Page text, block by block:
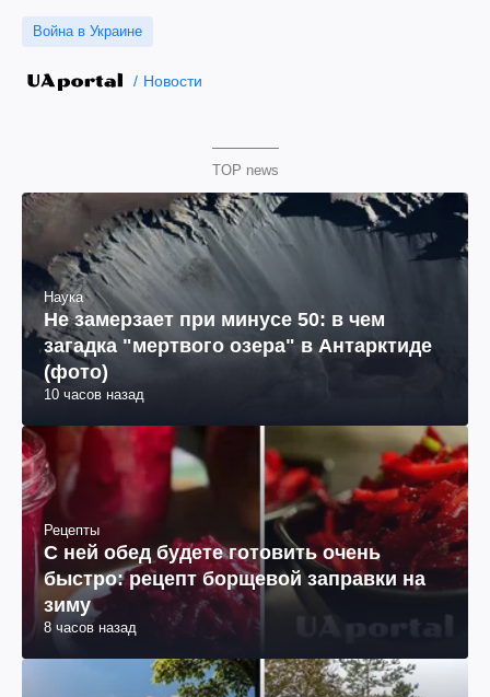
Война в Украине
Новости
TOP news
Наука
Не замерзает при минусе 50: в чем
загадка "мертвого озера" в Антарктиде
(фото)
10 часов назад
Рецепты
С ней обед будете готовить очень
быстро: рецепт борщевой заправки на
зиму
8 часов назад